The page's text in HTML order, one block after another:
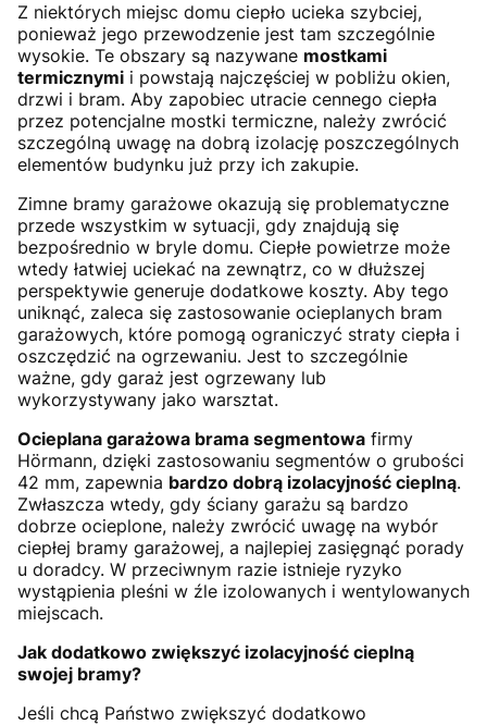
Z niektórych miejsc domu ciepło ucieka szybciej,
ponieważ jego przewodzenie jest tam szczególnie
wysokie. Te obszary są nazywane mostkami
termicznymi i powstają najczęściej w pobliżu okien,
drzwi i bram. Aby zapobiec utracie cennego ciepła
przez potencjalne mostki termiczne, należy zwrócić
szczególną uwagę na dobrą izolację poszczególnych
elementów budynku już przy ich zakupie.
Zimne bramy garażowe okazują się problematyczne
przede wszystkim w sytuacji, gdy znajdują się
bezpośrednio w bryle domu. Ciepłe powietrze może
wtedy łatwiej uciekać na zewnątrz, co w dłuższej
perspektywie generuje dodatkowe koszty. Aby tego
uniknąć, zaleca się zastosowanie ocieplanych bram
garażowych, które pomogą ograniczyć straty ciepła i
oszczędzić na ogrzewaniu. Jest to szczególnie
ważne, gdy garaż jest ogrzewany lub
wykorzystywany jako warsztat.
Ocieplana garażowa brama segmentowa firmy
Hörmann, dzięki zastosowaniu segmentów o grubości
42 mm, zapewnia bardzo dobrą izolacyjność cieplną.
Zwłaszcza wtedy, gdy ściany garażu są bardzo
dobrze ocieplone, należy zwrócić uwagę na wybór
ciepłej bramy garażowej, a najlepiej zasięgnąć porady
u doradcy. W przeciwnym razie istnieje ryzyko
wystąpienia pleśni w źle izolowanych i wentylowanych
miejscach.
Jak dodatkowo zwiększyć izolacyjność cieplną
swojej bramy?
Jeśli chcą Państwo zwiększyć dodatkowo